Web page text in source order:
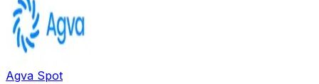
Agva Spot